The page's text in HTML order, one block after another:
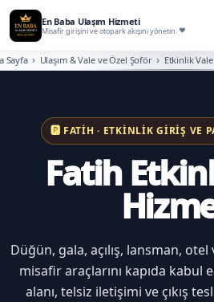
En Baba Ulaşım Hizmeti
Misafir girişini ve otopark akışını yönetin.
Sayfa Ulaşım & Vale ve Özel Şoför Etkinlik
🅿️ FATIH · ETKINLIK GIRIŞ VE
Fatih
Düğün, gala, açılış, lansman,
misafir araçlarını kapıda kabul
alanı, telsiz iletişimi ve çıkış